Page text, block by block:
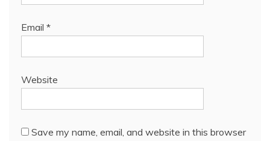
Email *
Website
Save my name, email, and website in this browser